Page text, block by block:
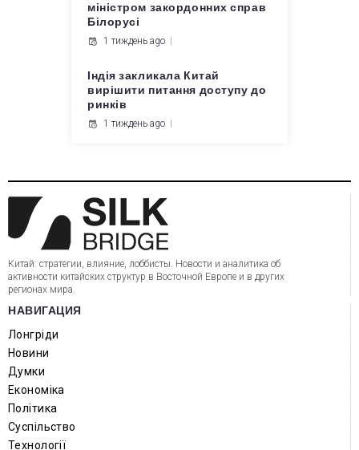
міністром закордонних справ
Білорусі
1 тиждень ago
Індія закликала Китай
вирішити питання доступу до
ринків
1 тиждень ago
Китай: стратегии, влияние, лоббисты. Новости и аналитика об
активности китайских структур в Восточной Европе и в других
регионах мира.
НАВИГАЦИЯ
Лонгріди
Новини
Думки
Економіка
Політика
Суспільство
Технології